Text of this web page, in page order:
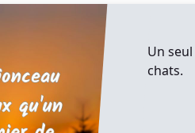
Un
chats.